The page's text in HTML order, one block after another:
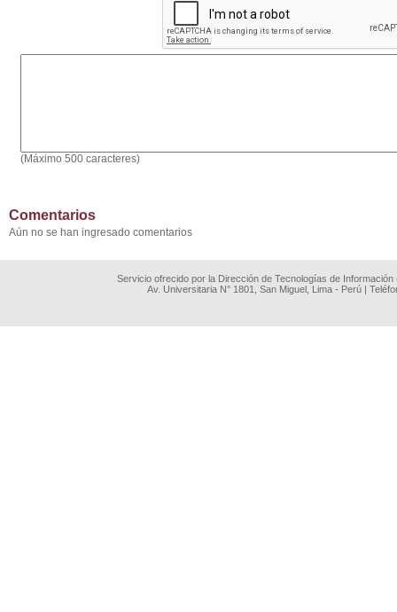
(Máximo 500 caracteres)
Comentarios
Aún no se han ingresado comentarios
Servicio ofrecido por la Dirección de Tecnologías de
Av. Universitaria N° 1801, San Miguel, Lima - Perú |